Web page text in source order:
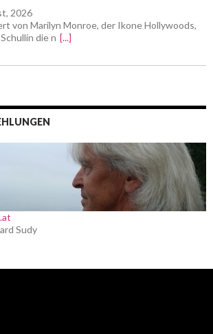
2026
von Marilyn Monroe, der Ikone Hollywoods,
die n [...]
Sudy